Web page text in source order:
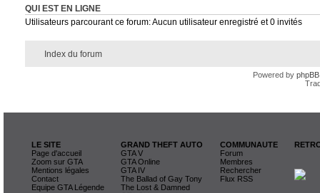
QUI EST EN LIGNE
Utilisateurs parcourant ce forum: Aucun utilisateur enregistré et 0 invités
Index du forum
Powered by phpBB
LE SITE
Page d'accueil
Zoom sur GTA
Mentions légales
Contact
Equipe GTA Légende
GRAND THEFT AUTO
GTA V
GTA Online
GTA IV
The Ballad of Gay Tony
The Lost & Damned
COMMUNAUTE
Forum
Membres
Rechercher
Flux RSS